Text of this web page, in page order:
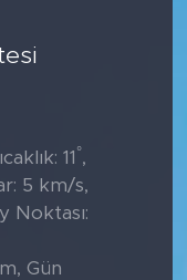
11 °,
5 km/s,
Noktası:
Gün